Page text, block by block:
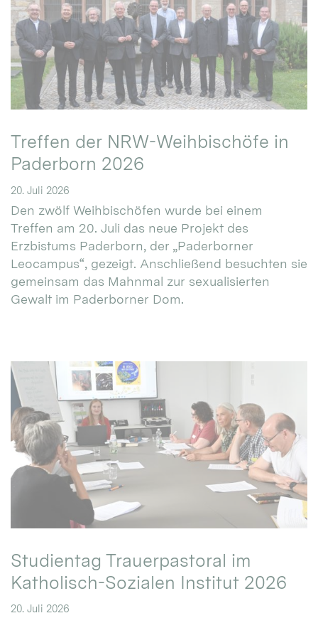
Treffen der NRW-Weihbischöfe in
Paderborn 2026
20. Juli 2026
Den zwölf Weihbischöfen wurde bei einem
Treffen am 20. Juli das neue Projekt des
Erzbistums Paderborn, der „Paderborner
Leocampus“, gezeigt. Anschließend besuchten sie
gemeinsam das Mahnmal zur sexualisierten
Gewalt im Paderborner Dom.
Studientag Trauerpastoral im
Katholisch-Sozialen Institut 2026
20. Juli 2026